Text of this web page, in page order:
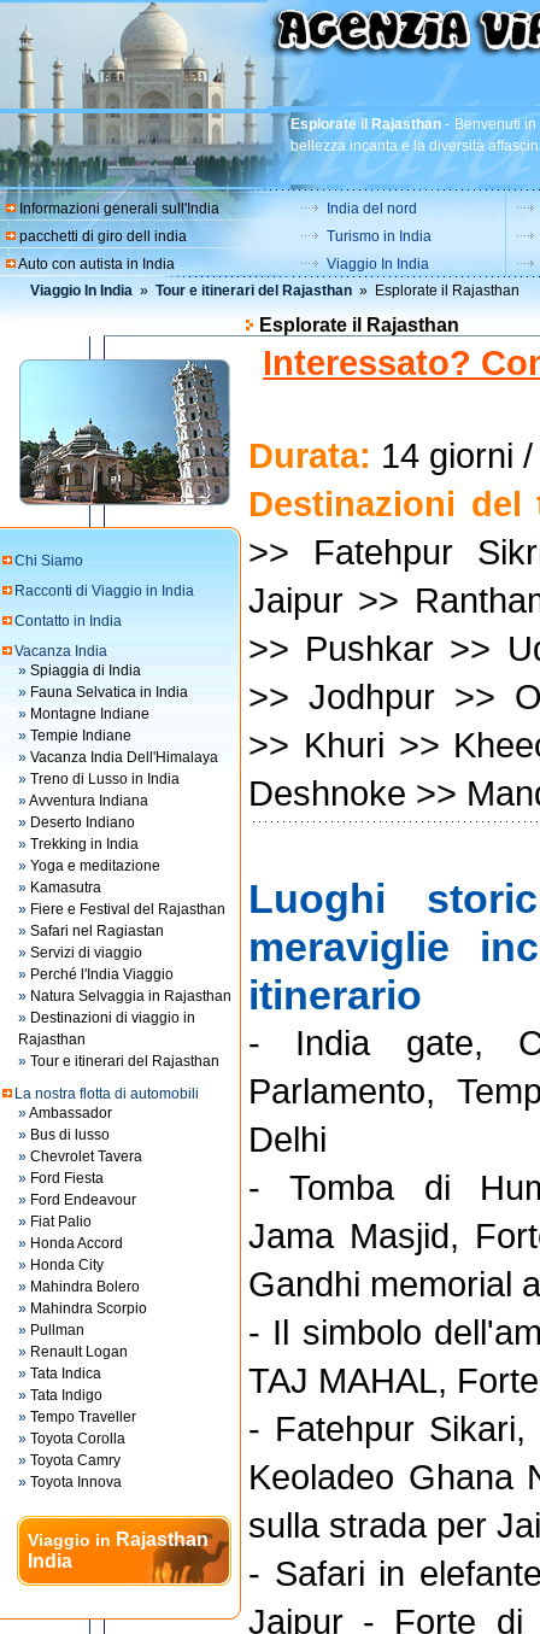
Esplorate il Rajasthan - Benvenuti
bellezza incanta e la diversità
Informazioni generali sull'India
pacchetti di giro dell india
Auto con autista in India
India del nord
Turismo in India
Viaggio In India
Viaggio In India » Tour e itinerari del Rajasthan » Esplorate il Rajasthan
Esplorate il Rajasthan
Chi Siamo
Racconti di Viaggio in India
Contatto in India
Vacanza India
» Spiaggia di India
» Fauna Selvatica in India
» Montagne Indiane
» Tempie Indiane
» Vacanza India Dell'Himalaya
» Treno di Lusso in India
»Avventura Indiana
» Deserto Indiano
» Trekking in India
» Yoga e meditazione
» Kamasutra
» Fiere e Festival del Rajasthan
» Safari nel Ragiastan
» Servizi di viaggio
» Perché l'India Viaggio
» Natura Selvaggia in Rajasthan
» Destinazioni di viaggio in
Rajasthan
» Tour e itinerari del Rajasthan
La nostra flotta di automobili
»Ambassador
» Bus di lusso
» Chevrolet Tavera
» Ford Fiesta
» Ford Endeavour
» Fiat Palio
» Honda Accord
» Honda City
» Mahindra Bolero
» Mahindra Scorpio
» Pullman
» Renault Logan
» Tata Indica
» Tata Indigo
» Tempo Traveller
» Toyota Corolla
» Toyota Camry
» Toyota Innova
Viaggio in Rajasthan
India
Interessato?
Durata: 14 giorni
Destinazioni del
>> Fatehpur
Jaipur >>
>> Pushkar >>
>> Jodhpur >>
>> Khuri >>
Deshnoke >>
Luoghi
meraviglie
itinerario
- India gate,
Parlamento,
Delhi
- Tomba di
Jama Masjid,
Gandhi memorial
- Il simbolo
TAJ MAHAL,
- Fatehpur
Keoladeo Ghana
sulla strada per
- Safari in
Jaipur - Forte di